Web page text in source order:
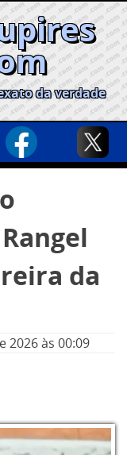
da verdade
da
2026às 00:09